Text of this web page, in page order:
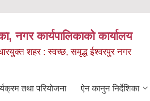
नगर कार्यपालिकाको कार्यालय
शहर : स्वच्छ, समृद्ध ईश्वरपुर नगर
तथा परियोजना ऐन कानुन निर्देशिका